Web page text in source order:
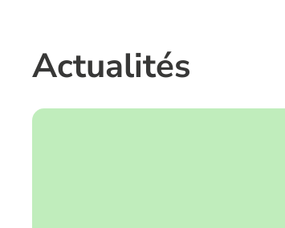
Actualités